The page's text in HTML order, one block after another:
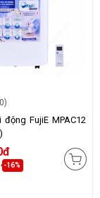
FujiE MPAC12
-16%